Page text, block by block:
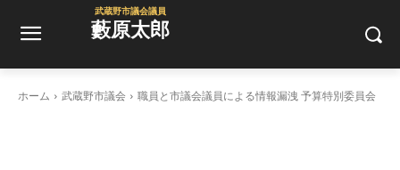
武蔵野市議会議員
藪原太郎
ホーム 武蔵野市議会 職員と市議会議員による情報漏洩 予算特別委員会